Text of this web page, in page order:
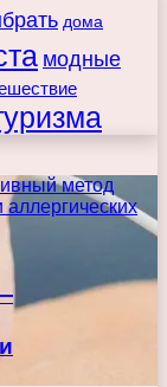
дома
модные
метод